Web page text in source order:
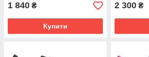
1 840 ₴
Купити
2 300 ₴